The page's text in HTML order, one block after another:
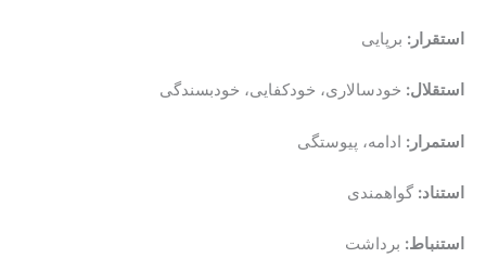
استقرار: برپایی
استقلال: خودسالاری، خودکفایی، خودبسندگی
استمرار: ادامه، پیوستگی
استناد: گواهمندی
استنباط: برداشت